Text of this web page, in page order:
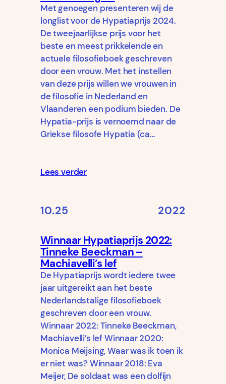
Met genoegen presenteren wij de
longlist voor de Hypatiaprijs 2024.
De tweejaarlijkse prijs voor het
beste en meest prikkelende en
actuele filosofieboek geschreven
door een vrouw. Met het instellen
van deze prijs willen we vrouwen in
de filosofie in Nederland en
Vlaanderen een podium bieden. De
Hypatia-prijs is vernoemd naar de
Griekse filosofe Hypatia (ca…
Lees verder
10.25 2022
Winnaar Hypatiaprijs 2022:
Tinneke Beeckman –
Machiavelli’s lef
De Hypatiaprijs wordt iedere twee
jaar uitgereikt aan het beste
Nederlandstalige filosofieboek
geschreven door een vrouw.
Winnaar 2022: Tinneke Beeckman,
Machiavelli’s lef Winnaar 2020:
Monica Meijsing, Waar was ik toen ik
er niet was? Winnaar 2018: Eva
Meijer, De soldaat was een dolfijn